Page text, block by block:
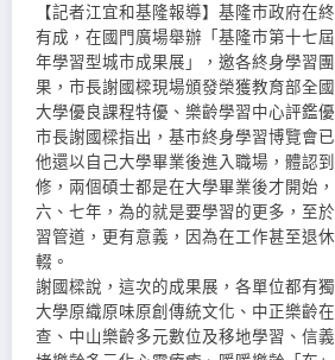
【記者江宜和基隆報導】基隆市政府在
有成，在國門廣場舉辦「基隆市第十七
年學習型城市成果展」，邀各終身學習
果，市長謝國樑現場頒發榮獲教育部全
大學優良課程特優、樂齡學習中心評鑑
市長謝國樑指出，基市終身學習博覽會
他還以自己大學畢業後進入職場，體認
修，兩個碩士都是在大學畢業後才開始
六、七年，為的就是要學習的更多，至
習管道，更有意義，因為在工作甚至退
輟。
謝國樑說，這次的成果展，各單位都有
大學原織原味原創傳統文化、中正樂齡
查、中山樂齡多元數位及移地學習、信